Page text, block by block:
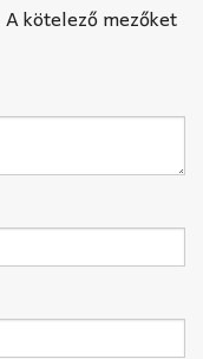
A kötelező mezőket